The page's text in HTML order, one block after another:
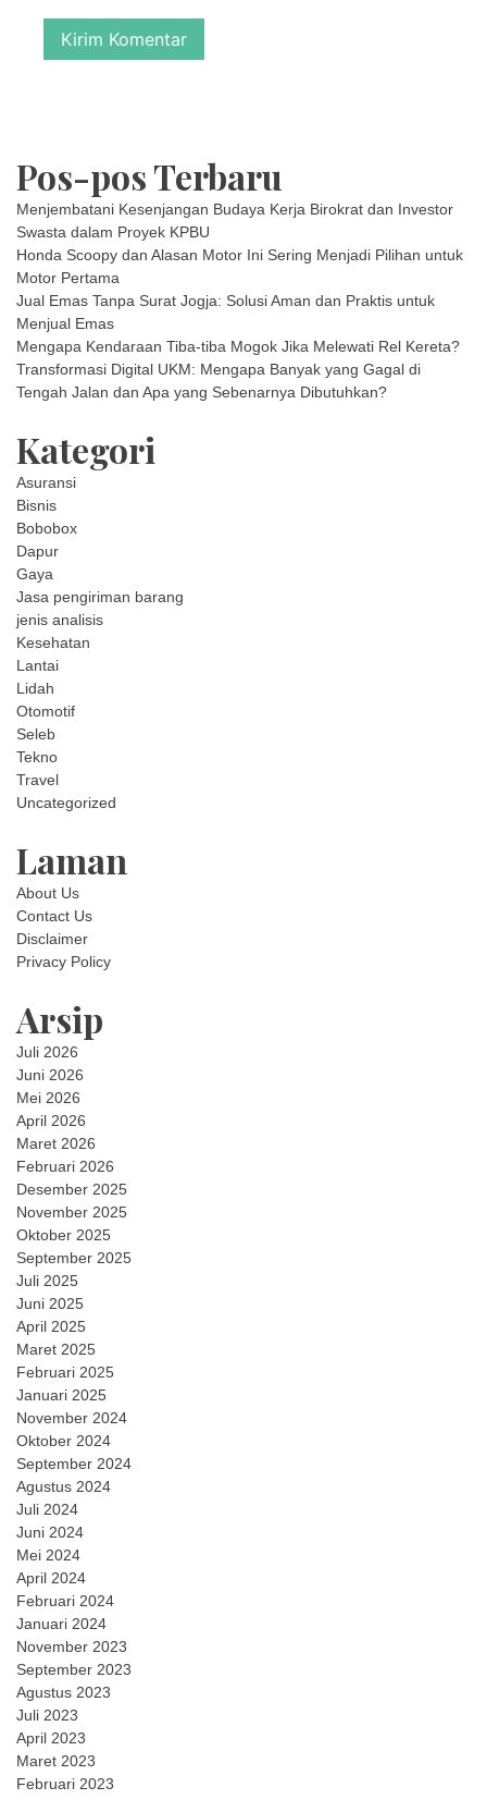
Pos-pos Terbaru
Menjembatani Kesenjangan Budaya Kerja Birokrat dan Investor
Swasta dalam Proyek KPBU
Honda Scoopy dan Alasan Motor Ini Sering Menjadi Pilihan untuk
Motor Pertama
Jual Emas Tanpa Surat Jogja: Solusi Aman dan Praktis untuk
Menjual Emas
Mengapa Kendaraan Tiba-tiba Mogok Jika Melewati Rel Kereta?
Transformasi Digital UKM: Mengapa Banyak yang Gagal di
Tengah Jalan dan Apa yang Sebenarnya Dibutuhkan?
Kategori
Asuransi
Bisnis
Bobobox
Dapur
Gaya
Jasa pengiriman barang
jenis analisis
Kesehatan
Lantai
Lidah
Otomotif
Seleb
Tekno
Travel
Uncategorized
Laman
About Us
Contact Us
Disclaimer
Privacy Policy
Arsip
Juli 2026
Juni 2026
Mei 2026
April 2026
Maret 2026
Februari 2026
Desember 2025
November 2025
Oktober 2025
September 2025
Juli 2025
Juni 2025
April 2025
Maret 2025
Februari 2025
Januari 2025
November 2024
Oktober 2024
September 2024
Agustus 2024
Juli 2024
Juni 2024
Mei 2024
April 2024
Februari 2024
Januari 2024
November 2023
September 2023
Agustus 2023
Juli 2023
April 2023
Maret 2023
Februari 2023